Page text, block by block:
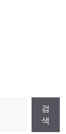
검
색